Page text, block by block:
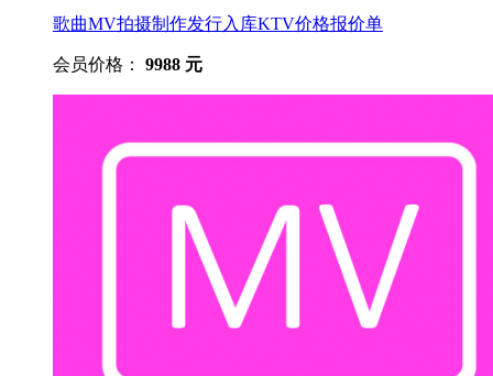
歌曲MV拍摄制作发行入库KTV价格报价单
会员价格： 9988 元